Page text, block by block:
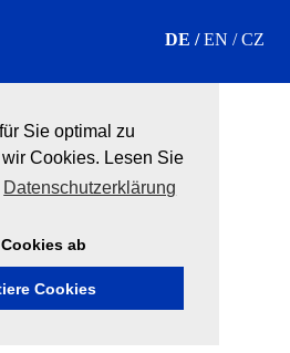
DE EN CZ
Sie optimal zu
Cookies. Lesen Sie
Datenschutzerklärung
ab
Cookies
DIE
BEI